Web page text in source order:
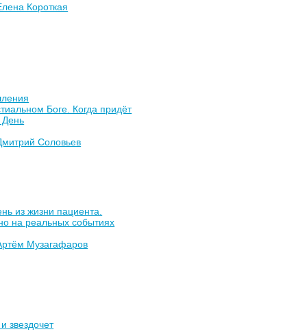
Короткая
Боге. Когда придёт
Соловьев
из жизни пациента.
на реальных событиях
Музагафаров
звездочет